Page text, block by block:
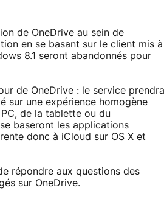
de OneDrive au sein de
en se basant sur le client mis à
8.1 seront abandonnés pour
de OneDrive : le service prendra
sur une expérience homogène
de la tablette ou du
baseront les applications
donc à iCloud sur OS X et
répondre aux questions des
sur OneDrive.